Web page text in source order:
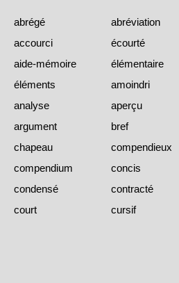
abrégé
abréviation
accourci
écourté
aide-mémoire
élémentaire
éléments
amoindri
analyse
aperçu
argument
bref
chapeau
compendieux
compendium
concis
condensé
contracté
court
cursif